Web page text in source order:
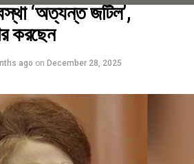
‘অত্যন্ত জটিল’,
করছেন
ago on December 28, 2025